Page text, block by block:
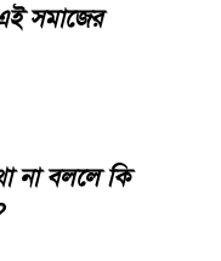
সমাজের
না বললে কি